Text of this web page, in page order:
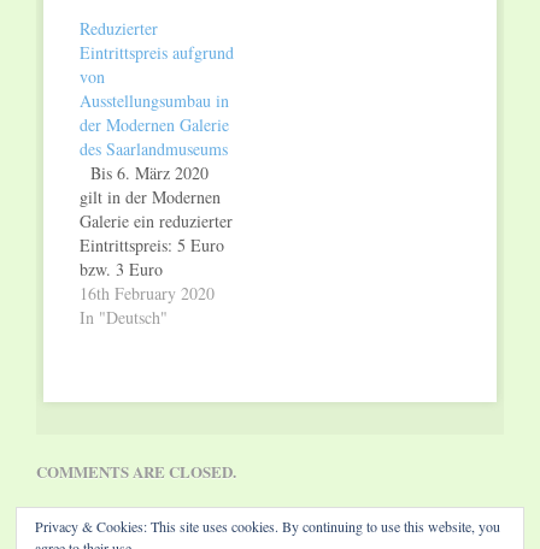
Interpunktionen“
Mit museum after
work bietet die
Moderne Galerie des
Saarlandmuseums
einen besonderen
Kunstgenuss nach
Feierabend. Immer
mittwochs ab 18 Uhr
haben Besucher
Gelegenheit, mit
Kunstexperten über
spannende Themen zu
Reduzierter
Eintrittspreis aufgrund
von
Ausstellungsumbau in
der Modernen Galerie
des Saarlandmuseums
Bis 6. März 2020
gilt in der Modernen
Galerie ein reduzierter
Eintrittspreis: 5 Euro
bzw. 3 Euro
(ermäßigt). Weiterhin
zu sehen sind die
sowie die Schätze der
ständigen Sammlung:
von den Highlights
des Impressionismus
16th February 2020
In "Deutsch"
COMMENTS ARE CLOSED.
Privacy & Cookies: This site uses cookies. By continuing to use this website, you